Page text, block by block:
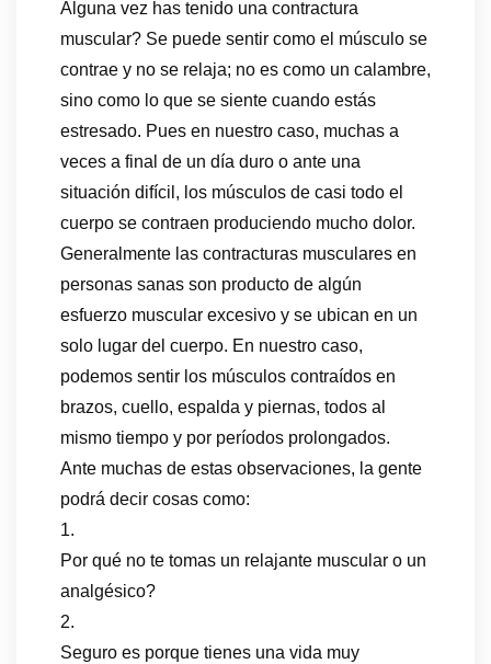
Alguna vez has tenido una contractura
muscular? Se puede sentir como el músculo se
contrae y no se relaja; no es como un calambre,
sino como lo que se siente cuando estás
estresado. Pues en nuestro caso, muchas a
veces a final de un día duro o ante una
situación difícil, los músculos de casi todo el
cuerpo se contraen produciendo mucho dolor.
Generalmente las contracturas musculares en
personas sanas son producto de algún
esfuerzo muscular excesivo y se ubican en un
solo lugar del cuerpo. En nuestro caso,
podemos sentir los músculos contraídos en
brazos, cuello, espalda y piernas, todos al
mismo tiempo y por períodos prolongados.
Ante muchas de estas observaciones, la gente
podrá decir cosas como:
1.
Por qué no te tomas un relajante muscular o un
analgésico?
2.
Seguro es porque tienes una vida muy